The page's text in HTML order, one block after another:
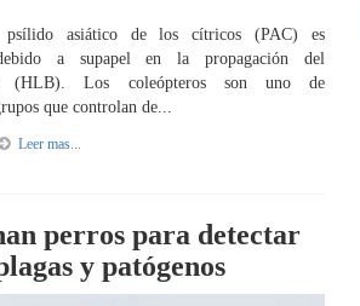
psílido asiático de los cítricos (PAC) es
a supapel en la propagación del
(HLB). Los coleópteros son uno de
que controlan de...
Leer mas...
perros para detectar
y patógenos